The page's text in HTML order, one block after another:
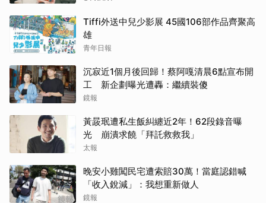
Tiffi外送中兒少影展 45國106部作品齊聚高
雄
青年日報
沉寂近1個月後回歸！蔡阿嘎清晨6點宣布開
工 新企劃曝光遭轟：繼續裝傻
鏡報
黃晸珉遭私生飯糾纏近2年！62段錄音曝
光 崩潰求饒「拜託救救我」
太報
晚安小雞闖民宅遭索賠30萬！當庭認錯喊
「收入銳減」：我想重新做人
鏡報